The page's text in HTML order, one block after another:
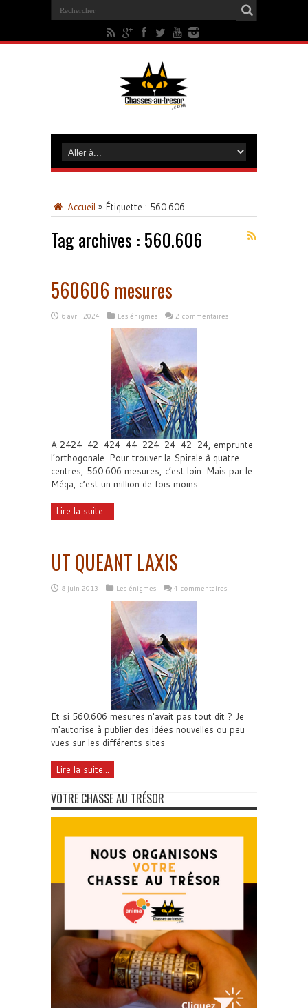
Accueil » Étiquette : 560.606
Tag archives : 560.606
560606 mesures
6 avril 2024 Les énigmes 2 commentaires
A 2424-42-424-44-224-24-42-24, emprunte
l’orthogonale. Pour trouver la Spirale à quatre
centres, 560.606 mesures, c’est loin. Mais par le
Méga, c’est un million de fois moins.
Lire la suite...
UT QUEANT LAXIS
8 juin 2013 Les énigmes 4 commentaires
Et si 560.606 mesures n'avait pas tout dit ? Je
m'autorise à publier des idées nouvelles ou peu
vues sur les différents sites
Lire la suite...
VOTRE CHASSE AU TRÉSOR